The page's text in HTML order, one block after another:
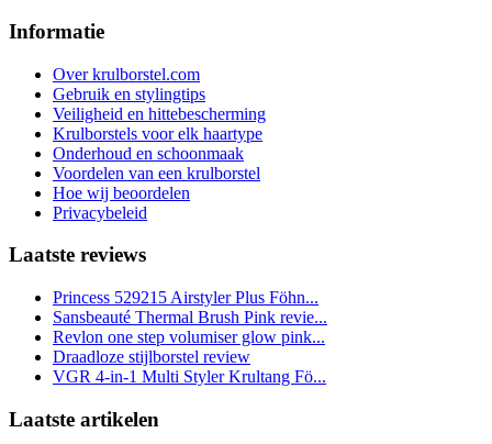
Informatie
Over krulborstel.com
Gebruik en stylingtips
Veiligheid en hittebescherming
Krulborstels voor elk haartype
Onderhoud en schoonmaak
Voordelen van een krulborstel
Hoe wij beoordelen
Privacybeleid
Laatste reviews
Princess 529215 Airstyler Plus Föhn...
Sansbeauté Thermal Brush Pink revie...
Revlon one step volumiser glow pink...
Draadloze stijlborstel review
VGR 4-in-1 Multi Styler Krultang Fö...
Laatste artikelen